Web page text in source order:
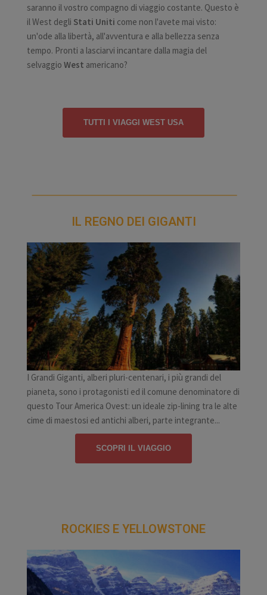
saranno il vostro compagno di viaggio costante. Questo è
il West degli Stati Uniti come non l'avete mai visto:
un'ode alla libertà, all'avventura e alla bellezza senza
tempo. Pronti a lasciarvi incantare dalla magia del
selvaggio West americano?
TUTTI I VIAGGI WEST USA
IL REGNO DEI GIGANTI
I Grandi Giganti, alberi pluri-centenari, i più grandi del
pianeta, sono i protagonisti ed il comune denominatore di
questo Tour America Ovest: un ideale zip-lining tra le alte
cime di maestosi ed antichi alberi, parte integrante...
SCOPRI IL VIAGGIO
ROCKIES E YELLOWSTONE